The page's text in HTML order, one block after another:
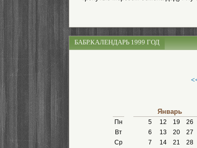
БАБР.КАЛЕНДАРЬ 1999 ГОД
Пн
Вт
Ср
Январь
5 12 19
26
6
13 20
27
7
14 21
28